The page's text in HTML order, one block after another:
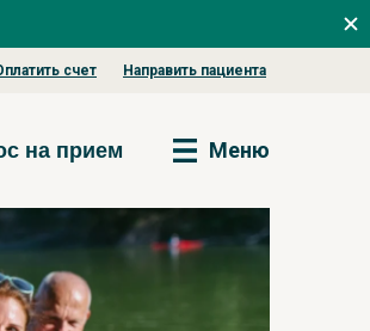
счет Направить пациента
на прием Меню